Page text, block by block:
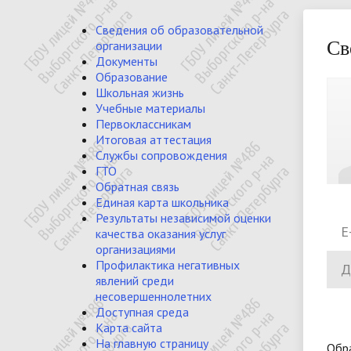
Основные сведения
Материально-техническое
обеспечение и оснащённость
образовательного процесса
Уставные документы
Отчёт о результатах
самообследования Публичный
отчёт
Учебный план школы
Электронный дневник
Для учеников
ЕГЭ
Медицинский кабинет
Педагог-логопед
Основные сведения
Сведения об образовательной
организации
Документы
Образование
Школьная жизнь
Учебные материалы
Первоклассникам
Итоговая аттестация
Службы сопровождения
ГТО
Обратная связь
Единая карта школьника
Результаты независимой оценки
качества оказания услуг
организациями
Профилактика негативных
явлений среди
несовершеннолетних
Доступная среда
Карта сайта
На главную страницу